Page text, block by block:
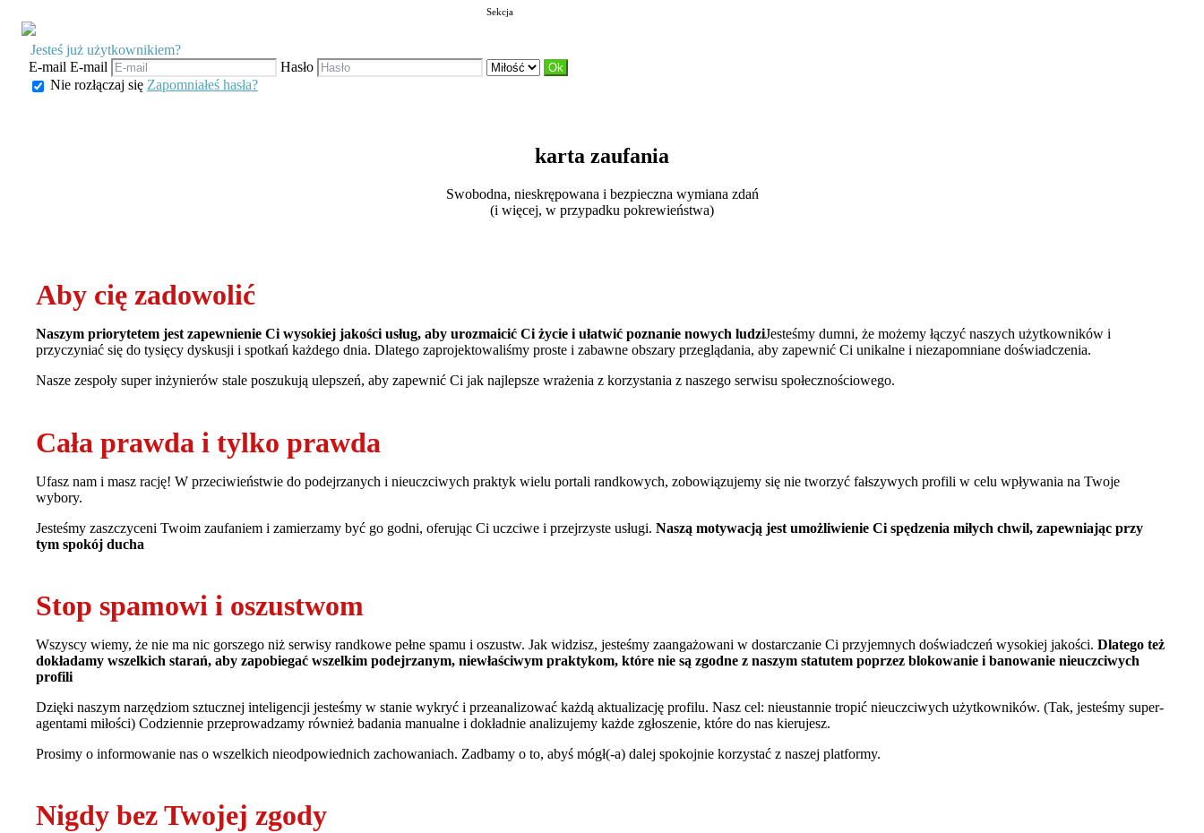
Jesteś już użytkownikiem?
E-mail E-mail Hasło
Sekcja
Nie rozłączaj się Zapomniałeś hasła?
karta zaufania
Swobodna, nieskrępowana i bezpieczna wymiana zdań
(i więcej, w przypadku pokrewieństwa)
Aby cię zadowolić
Naszym priorytetem jest zapewnienie Ci wysokiej jakości usług, aby urozmaicić Ci życie i ułatwić poznanie nowych ludziJesteśmy dumni, że możemy łączyć naszych użytkowników i
przyczyniać się do tysięcy dyskusji i spotkań każdego dnia. Dlatego zaprojektowaliśmy proste i zabawne obszary przeglądania, aby zapewnić Ci unikalne i niezapomniane doświadczenia.
Nasze zespoły super inżynierów stale poszukują ulepszeń, aby zapewnić Ci jak najlepsze wrażenia z korzystania z naszego serwisu społecznościowego.
Cała prawda i tylko prawda
Ufasz nam i masz rację! W przeciwieństwie do podejrzanych i nieuczciwych praktyk wielu portali randkowych, zobowiązujemy się nie tworzyć fałszywych profili w celu wpływania na Twoje
wybory.
Jesteśmy zaszczyceni Twoim zaufaniem i zamierzamy być go godni, oferując Ci uczciwe i przejrzyste usługi. Naszą motywacją jest umożliwienie Ci spędzenia miłych chwil, zapewniając przy
tym spokój ducha
Stop spamowi i oszustwom
Wszyscy wiemy, że nie ma nic gorszego niż serwisy randkowe pełne spamu i oszustw. Jak widzisz, jesteśmy zaangażowani w dostarczanie Ci przyjemnych doświadczeń wysokiej jakości. Dlatego też
dokładamy wszelkich starań, aby zapobiegać wszelkim podejrzanym, niewłaściwym praktykom, które nie są zgodne z naszym statutem poprzez blokowanie i banowanie nieuczciwych
profili
Dzięki naszym narzędziom sztucznej inteligencji jesteśmy w stanie wykryć i przeanalizować każdą aktualizację profilu. Nasz cel: nieustannie tropić nieuczciwych użytkowników. (Tak, jesteśmy super-
agentami miłości) Codziennie przeprowadzamy również badania manualne i dokładnie analizujemy każde zgłoszenie, które do nas kierujesz.
Prosimy o informowanie nas o wszelkich nieodpowiednich zachowaniach. Zadbamy o to, abyś mógł(-a) dalej spokojnie korzystać z naszej platformy.
Nigdy bez Twojej zgody